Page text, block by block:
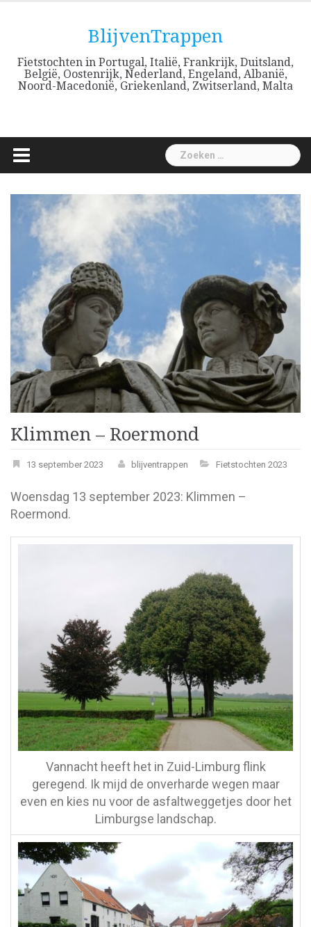
BlijvenTrappen
Fietstochten in Portugal, Italië, Frankrijk, Duitsland,
België, Oostenrijk, Nederland, Engeland, Albanië,
Noord-Macedonië, Griekenland, Zwitserland, Malta
Zoeken
naar:
Klimmen – Roermond
13 september 2023 blijventrappen Fietstochten 2023
Woensdag 13 september 2023: Klimmen –
Roermond.
Vannacht heeft het in Zuid-Limburg flink
geregend. Ik mijd de onverharde wegen maar
even en kies nu voor de asfaltweggetjes door het
Limburgse landschap.